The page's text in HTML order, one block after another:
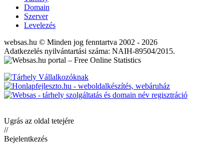
Domain
Szerver
Levelezés
websas.hu © Minden jog fenntartva 2002 - 2026
Adatkezelés nyilvántartási száma: NAIH-89504/2015.
Ugrás az oldal tetejére
//
Bejelentkezés